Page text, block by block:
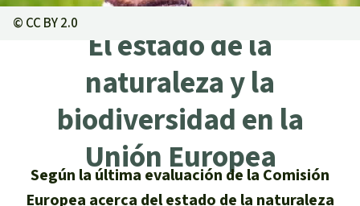
Informaciones
Éxitos y Noticias
Suscribirme al boletín
Prensa
Temas
Clima
Madera tropical
Salva la Selva
Salva la Selva
Acerca de Salva la Selva
40 años Salva la Selva
Español
Urgen donaciones
Certificados de donación
Preguntas y Respuestas
Donar para un tema
Bienestar animal
Donar para una región
© CC BY 2.0
El estado de la
naturaleza y la
biodiversidad en la
Unión Europea
Según la última evaluación de la Comisión
Europea acerca del estado de la naturaleza